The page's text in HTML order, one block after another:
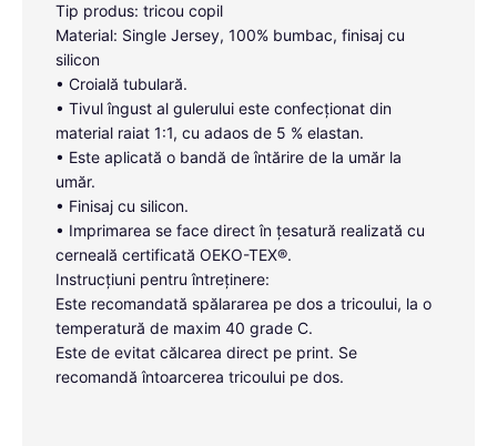
Tip produs: tricou copil
Material: Single Jersey, 100% bumbac, finisaj cu
silicon
• Croială tubulară.
• Tivul îngust al gulerului este confecționat din
material raiat 1:1, cu adaos de 5 % elastan.
• Este aplicată o bandă de întărire de la umăr la
umăr.
• Finisaj cu silicon.
• Imprimarea se face direct în țesatură realizată cu
cerneală certificată OEKO-TEX®.
Instrucțiuni pentru întreținere:
Este recomandată spălararea pe dos a tricoului, la o
temperatură de maxim 40 grade C.
Este de evitat călcarea direct pe print. Se
recomandă întoarcerea tricoului pe dos.